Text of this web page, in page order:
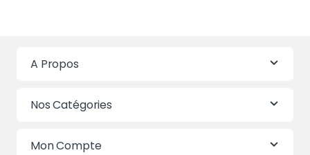
A Propos
Nos Catégories
Mon Compte